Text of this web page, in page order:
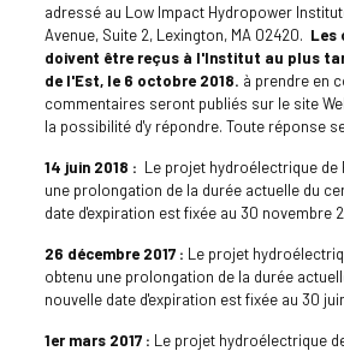
adressé au Low Impact Hydropower
Avenue, Suite 2, Lexington, MA 02420. Les
doivent être reçus à l'Institut au plus
de l'Est, le 6 octobre 2018. à prendre en
commentaires seront publiés sur le site
la possibilité d'y répondre. Toute réponse
14 juin 2018 : Le projet hydroélectrique de
une prolongation de la durée actuelle du
date d'expiration est fixée au 30 novembre
26 décembre 2017 : Le projet
obtenu une prolongation de la durée
nouvelle date d'expiration est fixée au 30
1er mars 2017 : Le projet hydroélectrique